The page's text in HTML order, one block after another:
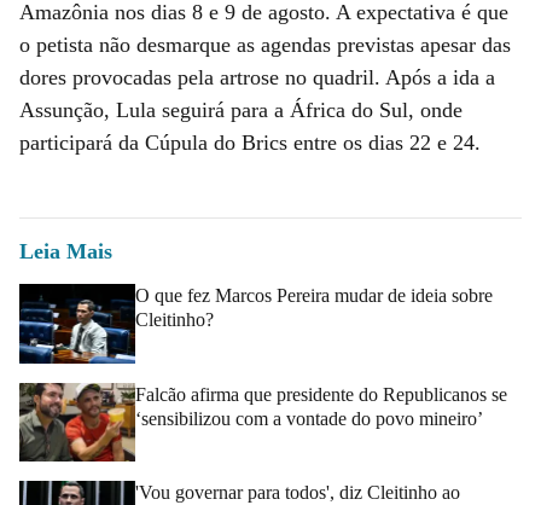
Amazônia nos dias 8 e 9 de agosto. A expectativa é que
o petista não desmarque as agendas previstas apesar das
dores provocadas pela artrose no quadril. Após a ida a
Assunção, Lula seguirá para a África do Sul, onde
participará da Cúpula do Brics entre os dias 22 e 24.
Leia Mais
O que fez Marcos Pereira mudar de ideia sobre
Cleitinho?
Falcão afirma que presidente do Republicanos se
‘sensibilizou com a vontade do povo mineiro’
'Vou governar para todos', diz Cleitinho ao